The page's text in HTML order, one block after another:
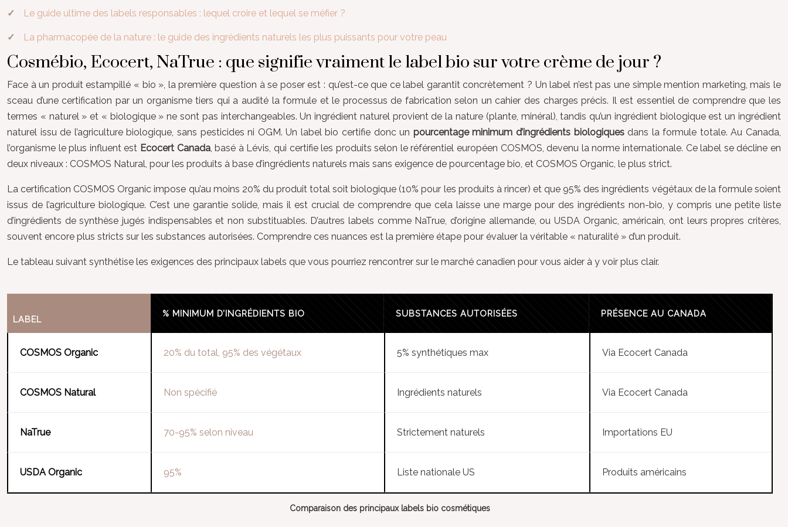
Le guide ultime des labels responsables : lequel croire et lequel se méfier ?
La pharmacopée de la nature : le guide des ingrédients naturels les plus puissants pour votre peau
Cosmébio, Ecocert, NaTrue : que signifie vraiment le label bio sur votre crème de jour ?
Face à un produit estampillé « bio », la première question à se poser est : qu’est-ce que ce label garantit concrètement ? Un label n’est pas une simple mention marketing, mais le
sceau d’une certification par un organisme tiers qui a audité la formule et le processus de fabrication selon un cahier des charges précis. Il est essentiel de comprendre que les
termes « naturel » et « biologique » ne sont pas interchangeables. Un ingrédient naturel provient de la nature (plante, minéral), tandis qu’un ingrédient biologique est un ingrédient
naturel issu de l’agriculture biologique, sans pesticides ni OGM. Un label bio certifie donc un pourcentage minimum d’ingrédients biologiquesdans la formule totale. Au Canada,
l’organisme le plus influent est Ecocert Canada, basé à Lévis, qui certifie les produits selon le référentiel européen COSMOS, devenu la norme internationale. Ce label se décline en
deux niveaux : COSMOS Natural, pour les produits à base d’ingrédients naturels mais sans exigence de pourcentage bio, et COSMOS Organic, le plus strict.
La certification COSMOS Organic impose qu’au moins 20% du produit total soit biologique (10% pour les produits à rincer) et que 95% des ingrédients végétaux de la formule soient
issus de l’agriculture biologique. C’est une garantie solide, mais il est crucial de comprendre que cela laisse une marge pour des ingrédients non-bio, y compris une petite liste
d’ingrédients de synthèse jugés indispensables et non substituables. D’autres labels comme NaTrue, d’origine allemande, ou USDA Organic, américain, ont leurs propres critères,
souvent encore plus stricts sur les substances autorisées. Comprendre ces nuances est la première étape pour évaluer la véritable « naturalité » d’un produit.
Le tableau suivant synthétise les exigences des principaux labels que vous pourriez rencontrer sur le marché canadien pour vous aider à y voir plus clair.
Comparaison des principaux labels bio cosmétiques
LABEL
% MINIMUM D’INGRÉDIENTS BIO SUBSTANCES AUTORISÉES PRÉSENCE AU CANADA
COSMOS Organic 20% du total, 95% des végétaux 5% synthétiques max Via Ecocert Canada
COSMOS Natural Non spécifié Ingrédients naturels Via Ecocert Canada
NaTrue 70-95% selon niveau Strictement naturels Importations EU
USDA Organic 95% Liste nationale US Produits américains